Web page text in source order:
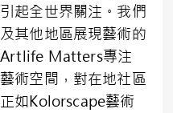
起全世界關注。我們
其他地區展現藝術的
Artlife Matters專注
術空間，對在地社區
如Kolorscape藝術